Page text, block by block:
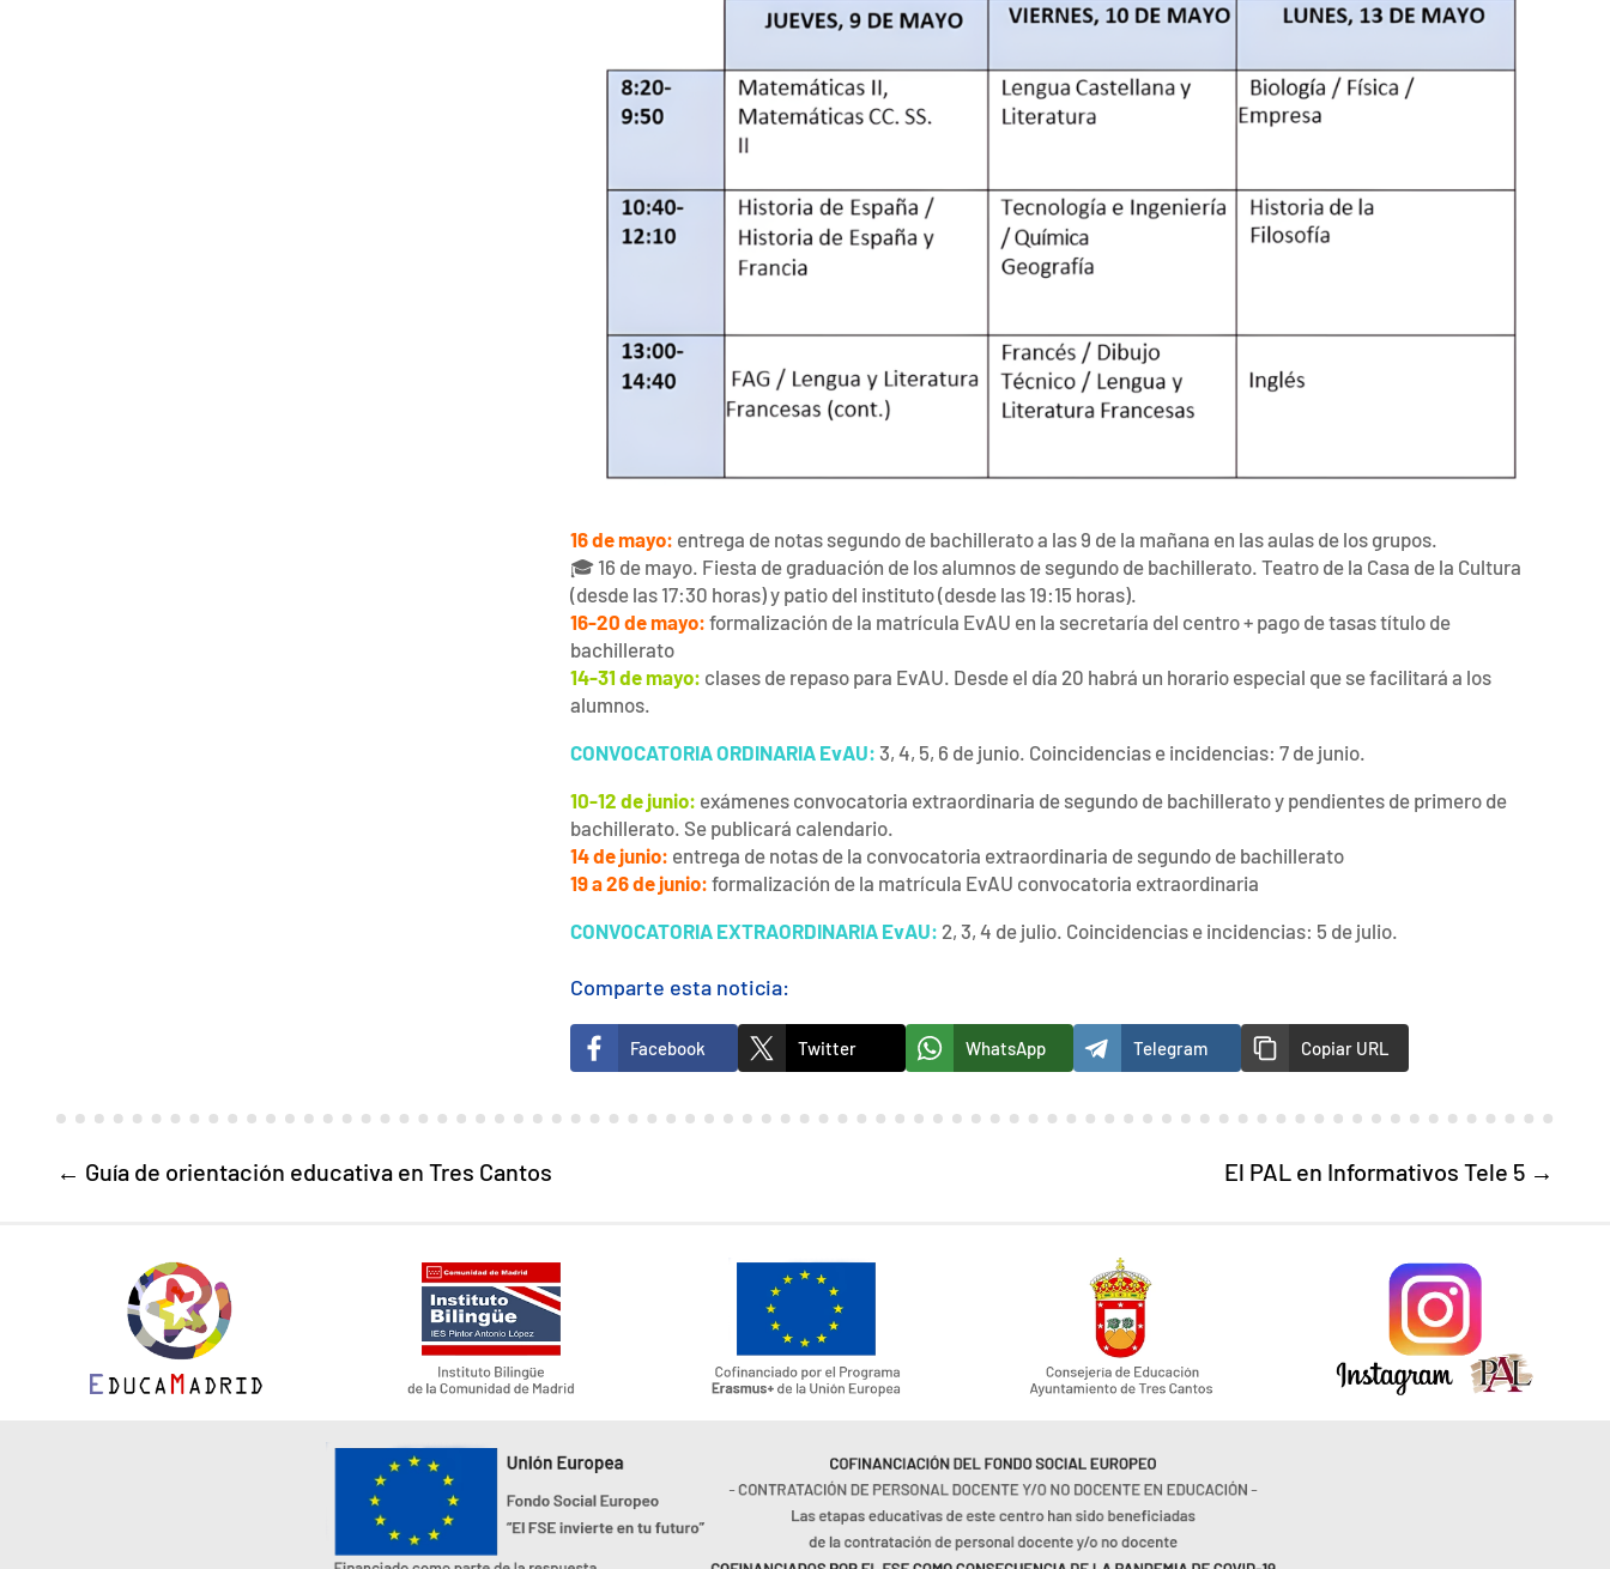
16 de mayo: entrega de notas segundo de bachillerato a las 9 de la mañana en las aulas de los grupos.
🎓 16 de mayo. Fiesta de graduación de los alumnos de segundo de bachillerato. Teatro de la Casa de la Cultura
(desde las 17:30 horas) y patio del instituto (desde las 19:15 horas).
16-20 de mayo: formalización de la matrícula EvAU en la secretaría del centro + pago de tasas título de
bachillerato
14-31 de mayo: clases de repaso para EvAU. Desde el día 20 habrá un horario especial que se facilitará a los
alumnos.
CONVOCATORIA ORDINARIA EvAU: 3, 4, 5, 6 de junio. Coincidencias e incidencias: 7 de junio.
10-12 de junio: exámenes convocatoria extraordinaria de segundo de bachillerato y pendientes de primero de
bachillerato. Se publicará calendario.
14 de junio: entrega de notas de la convocatoria extraordinaria de segundo de bachillerato
19 a 26 de junio: formalización de la matrícula EvAU convocatoria extraordinaria
CONVOCATORIA EXTRAORDINARIA EvAU: 2, 3, 4 de julio. Coincidencias e incidencias: 5 de julio.
Comparte esta noticia:
Facebook Twitter WhatsApp Telegram Copiar URL
← Guía de orientación educativa en Tres Cantos El PAL en Informativos Tele 5→